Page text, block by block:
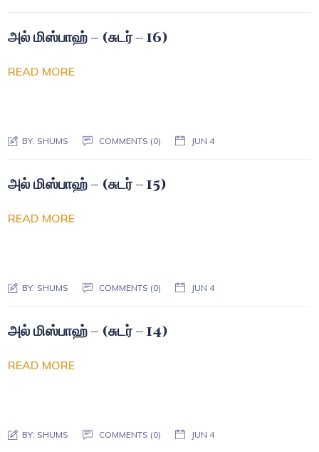
அல் மிஸ்பாஹ் – (சுடர் – 16)
READ MORE
BY: SHUMS COMMENTS (0) JUN 4
அல் மிஸ்பாஹ் – (சுடர் – 15)
READ MORE
BY: SHUMS COMMENTS (0) JUN 4
அல் மிஸ்பாஹ் – (சுடர் – 14)
READ MORE
BY: SHUMS COMMENTS (0) JUN 4